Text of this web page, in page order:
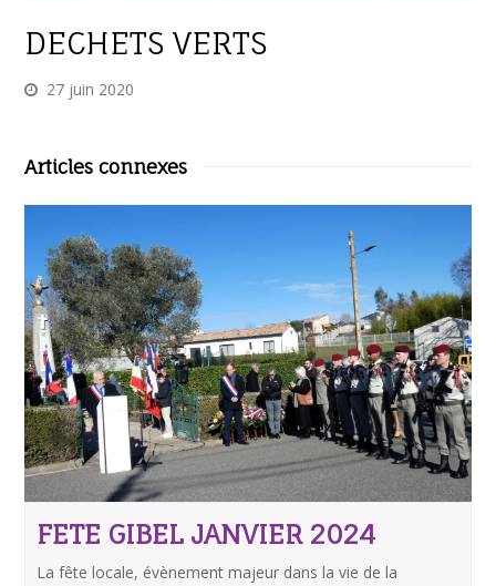
DECHETS VERTS
27 juin 2020
Articles connexes
FETE GIBEL JANVIER 2024
La fête locale, évènement majeur dans la vie de la